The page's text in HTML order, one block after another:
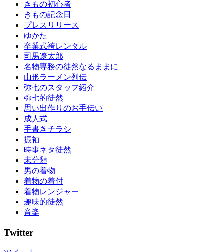
きもの初心者
きもの記念日
プレスリリース
ゆかた
卒業式袴レンタル
司馬遼太郎
名物専務の徒然なるままに
山形ラーメン列伝
弥七のスタッフ紹介
弥七的徒然
思い出作りのお手伝い
成人式
手書きチラシ
振袖
時事ネタ徒然
未分類
男の着物
着物の着付
着物レンジャー
趣味的徒然
音楽
Twitter